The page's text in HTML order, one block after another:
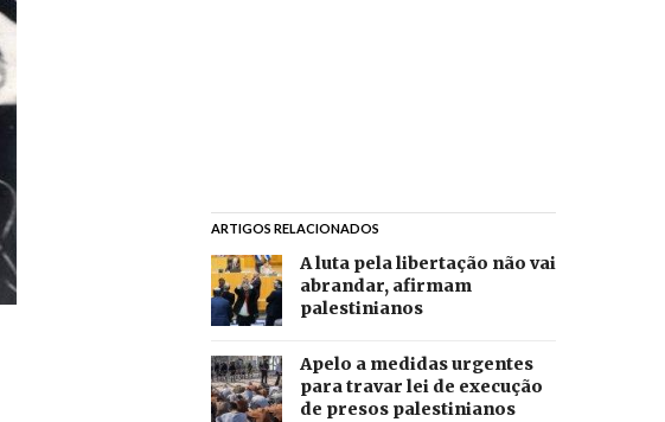
ARTIGOS RELACIONADOS
A luta pela libertação não vai
abrandar, afirmam
palestinianos
Apelo a medidas urgentes
para travar lei de execução
de presos palestinianos